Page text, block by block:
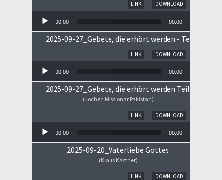
DOWNLOAD
LINK
00:00 00:00
2025-09-27_Gebete, die erhört werden - Teil II
DOWNLOAD
LINK
00:00 00:00
2025-09-27_Gebete, die erhört werden Teil I
(Jochen Missionar Pakistan)
DOWNLOAD
LINK
00:00 00:00
2025-09-20_Vaterliebe Gottes
(Klaus Kastner)
DOWNLOAD
LINK